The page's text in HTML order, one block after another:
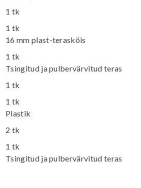
1 tk
1 tk
16 mm plast-terasköis
1 tk
Tsingitud ja pulbervärvitud teras
1 tk
1 tk
Plastik
2 tk
1 tk
Tsingitud ja pulbervärvitud teras